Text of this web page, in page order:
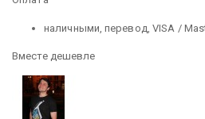
наличными, перевод, VISA /
Вместе дешевле